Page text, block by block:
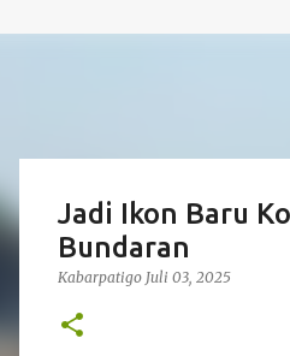
Jadi Ikon Baru
Bundaran
Kabarpatigo Juli 03, 2025